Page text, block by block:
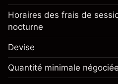
Marge. Votre
investissement
Ajustement des
Marge. Votre
Horaires des frais de
nocturne
Devise
Quantité minimale négociée